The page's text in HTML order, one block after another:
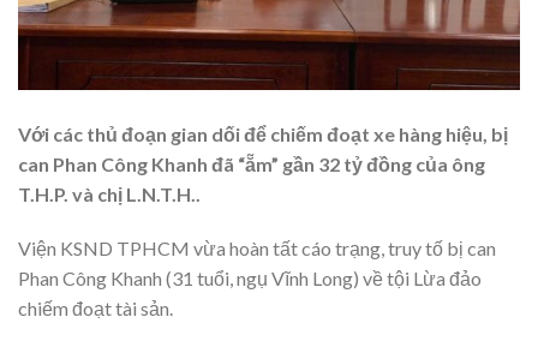
Với các thủ đoạn gian dối để chiếm đoạt xe hàng hiệu, bị
can Phan Công Khanh đã “ẵm” gần 32 tỷ đồng của ông
T.H.P. và chị L.N.T.H..
Viện KSND TPHCM vừa hoàn tất cáo trạng, truy tố bị can
Phan Công Khanh (31 tuổi, ngụ Vĩnh Long) về tội Lừa đảo
chiếm đoạt tài sản.